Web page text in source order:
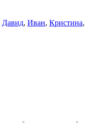
Давид, Иван, Кристина,